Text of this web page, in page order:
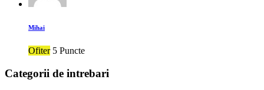
Mihai
Ofiter 5 Puncte
Categorii de intrebari